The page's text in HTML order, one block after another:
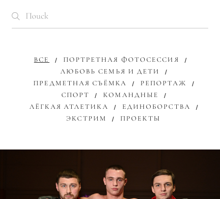
ВСЕ
ПОРТРЕТНАЯ ФОТОСЕССИЯ
ЛЮБОВЬ СЕМЬЯ И ДЕТИ
ПРЕДМЕТНАЯ СЪЁМКА
РЕПОРТАЖ
СПОРТ
КОМАНДНЫЕ
ЛЁГКАЯ АТЛЕТИКА
ЕДИНОБОРСТВА
ЭКСТРИМ
ПРОЕКТЫ